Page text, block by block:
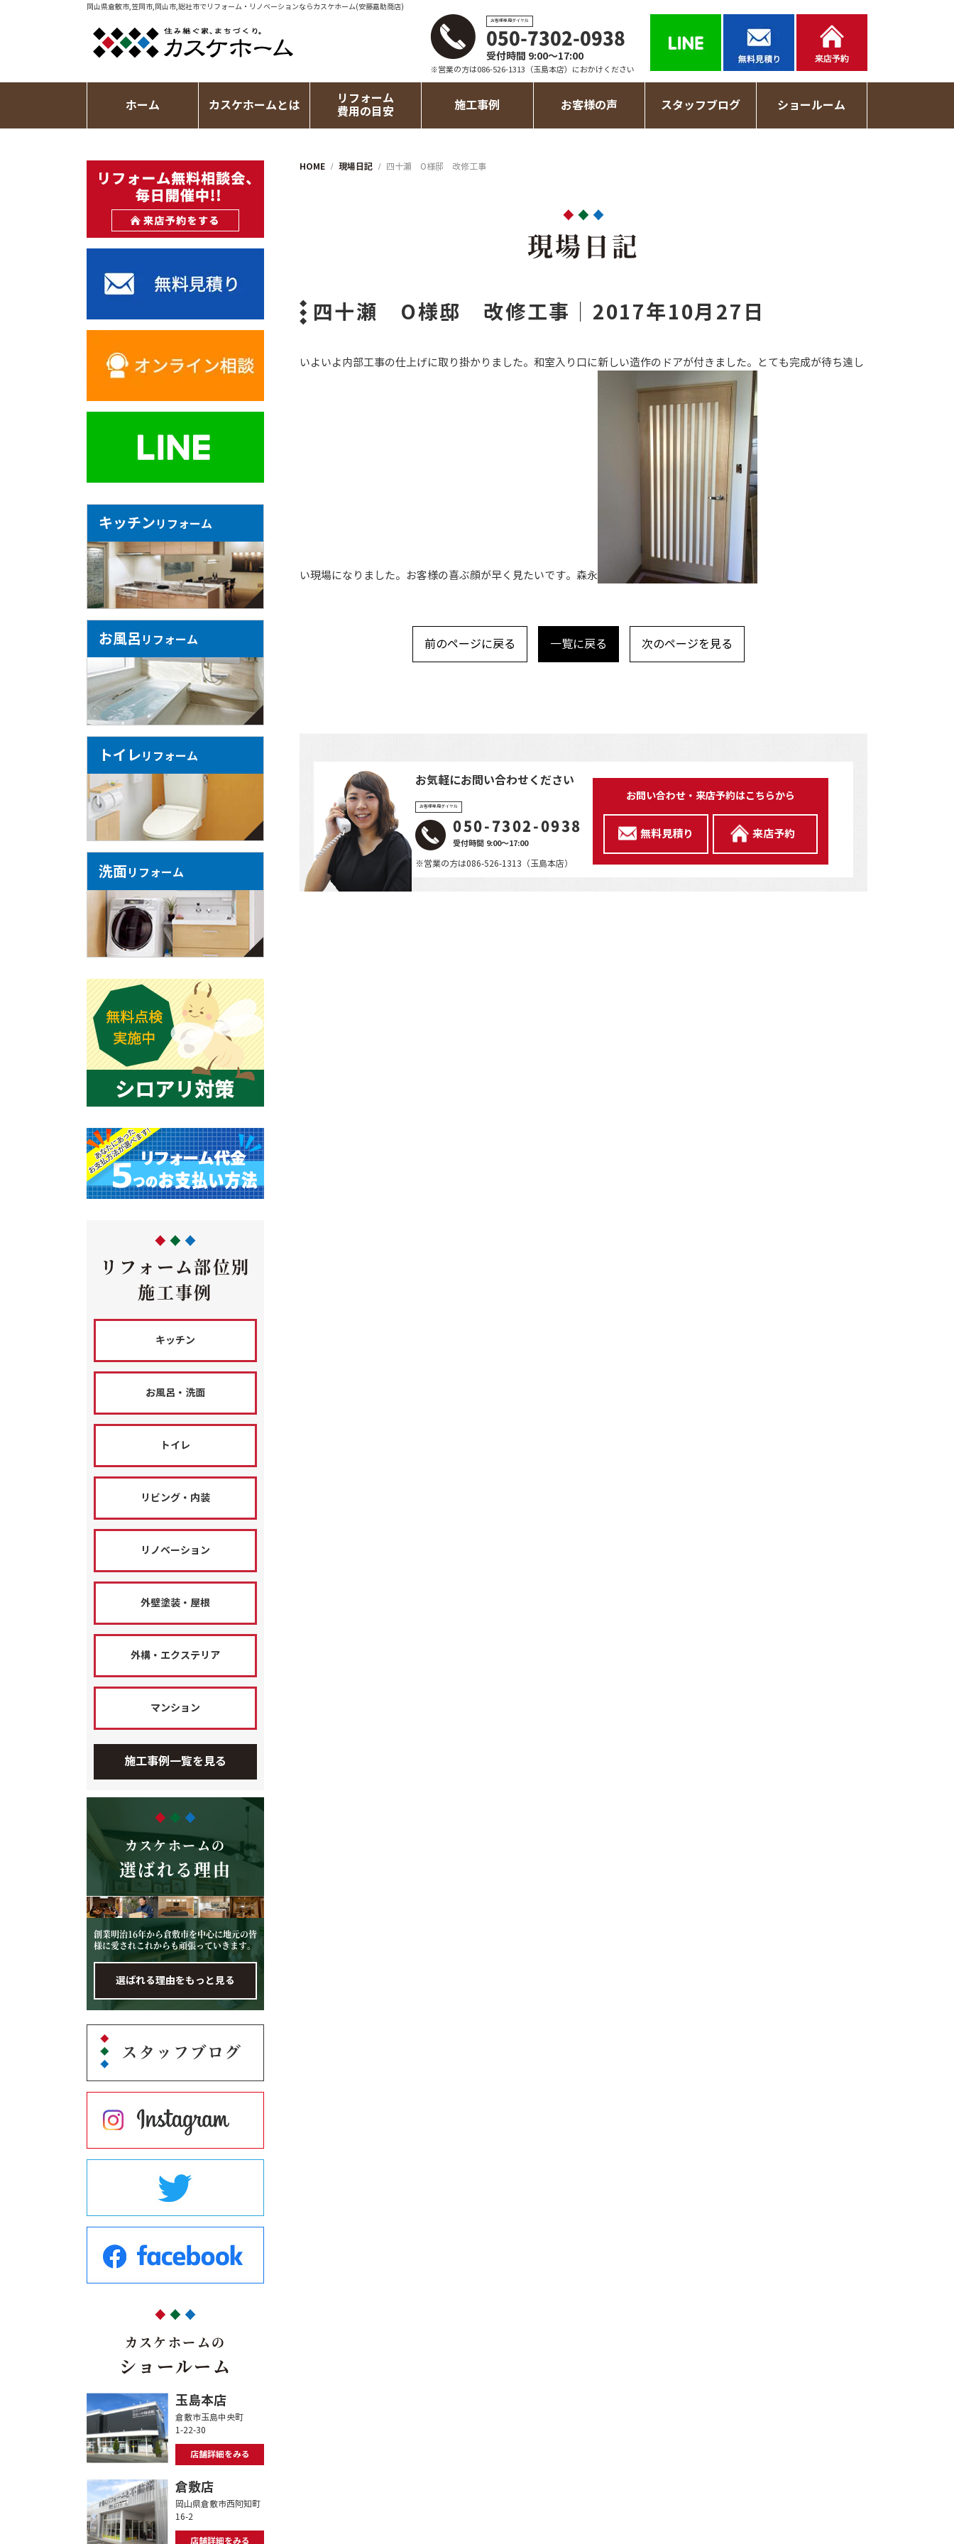
岡山県倉敷市,笠岡市,岡山市,総社市でリフォーム・リノベーションならカスケホーム(安藤嘉助商店)
お客様専用ダイヤル
050-7302-0938
受付時間 9:00～17:00
※営業の方は086-526-1313（玉島本店）におかけください
ホーム カスケホームとは
リフォーム
費用の目安
施工事例 お客様の声 スタッフブログ ショールーム
HOME 現場日記 四十瀬 O様邸 改修工事
現場日記
四十瀬 O様邸 改修工事｜2017年10月27日
いよいよ内部工事の仕上げに取り掛かりました。和室入り口に新しい造作のドアが付きました。とても完成が待ち遠し
い現場になりました。お客様の喜ぶ顔が早く見たいです。森永
前のページに戻る 一覧に戻る 次のページを見る
お気軽にお問い合わせください
お客様専用ダイヤル
050-7302-0938
受付時間 9:00～17:00
※営業の方は086-526-1313（玉島本店）
お問い合わせ・来店予約はこちらから
無料見積り 来店予約
キッチンリフォーム
お風呂 リフォーム
トイレリフォーム
洗面リフォーム
リフォーム部位別
施工事例
キッチン
お風呂・洗面
トイレ
リビング・内装
リノベーション
外壁塗装・屋根
外構・エクステリア
マンション
施工事例一覧を見る
カスケホームの
選ばれる理由
創業明治16年から倉敷市を中心に地元の皆
様に愛されこれからも頑張っていきます。
選ばれる理由をもっと見る
カスケホームの
ショールーム
玉島本店
倉敷市玉島中央町
1-22-30
店舗詳細をみる
倉敷店
岡山県倉敷市西阿知町
16-2
店舗詳細をみる